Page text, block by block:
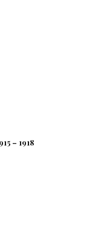
– 1918